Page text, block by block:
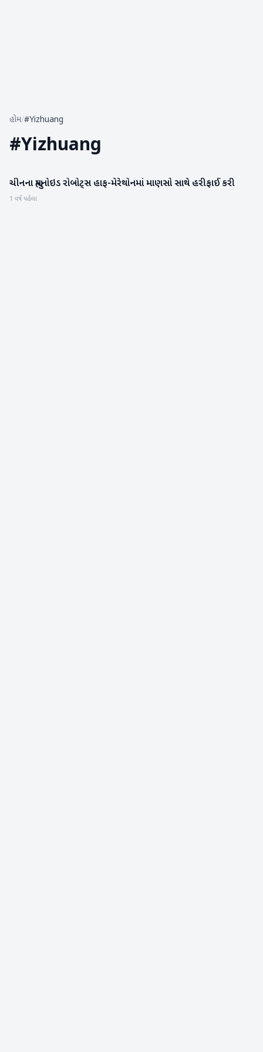
હોમ/#Yizhuang
#Yizhuang
સાયન્સ & ટેકનોલોજી
ચીનના હ્યુમનોઇડ રોબોટ્સ હાફ-મેરેથોનમાં માણસો સાથે હરીફાઈ કરી
1 વર્ષ પહેલા